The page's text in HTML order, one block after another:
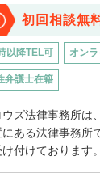
初回相談無
以降TEL可 オン
弁護士在籍
ウズ法律事務所は
ある法律事務所
け付けております